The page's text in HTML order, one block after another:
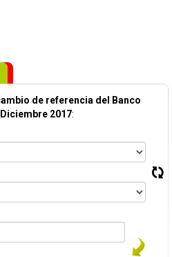
de referencia del Banco
2017: